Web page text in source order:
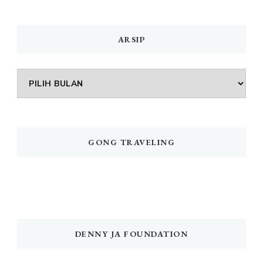
ARSIP
Arsip
GONG TRAVELING
DENNY JA FOUNDATION